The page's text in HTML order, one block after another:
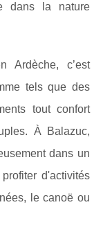
dans la nature
Ardèche, c’est
tels que des
tout confort
À Balazuc,
dans un
d'activités
le canoë ou